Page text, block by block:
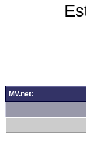
MV.net: